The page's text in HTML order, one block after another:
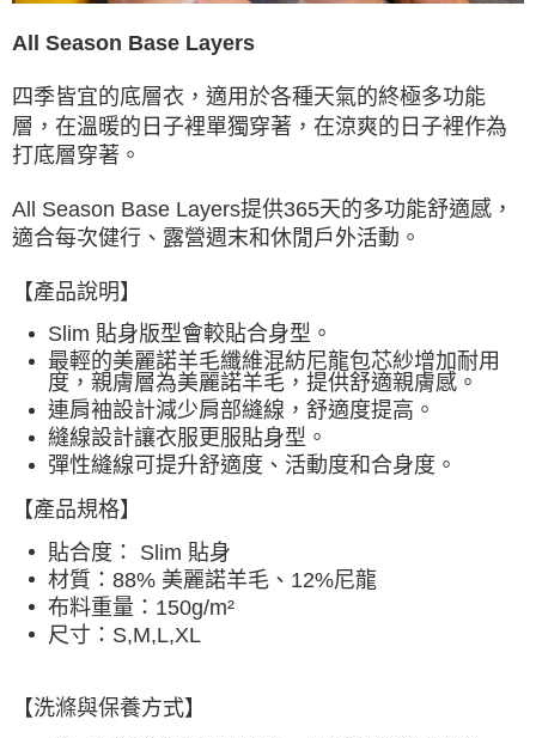
免運費
All Season Base Layers
四季皆宜的底層衣， 適用於各種天氣的終極多功能
層， 在溫暖的日子裡單獨穿著，在涼爽的日子裡作為
打底層穿著。
All Season Base Layers提供365天的多功能舒適感，
適合每次健行、露營週末和休閒戶外活動。
【產品說明】
Slim 貼身版型會較貼合身型。
最輕的美麗諾羊毛纖維混紡尼龍包芯紗增加耐用
度，親膚層為美麗諾羊毛，提供舒適親膚感 。
連肩袖設計減少肩部縫線，舒適度提高 。
縫線設計讓衣服更服貼身型 。
彈性縫線可提升舒適度、活動度和合身度 。
【產品規格】
貼合度： Slim 貼身
材質：88% 美麗諾羊毛、12%尼龍
布料重量：150g/m²
尺寸：S,M,L,XL
【洗滌與保養方式】